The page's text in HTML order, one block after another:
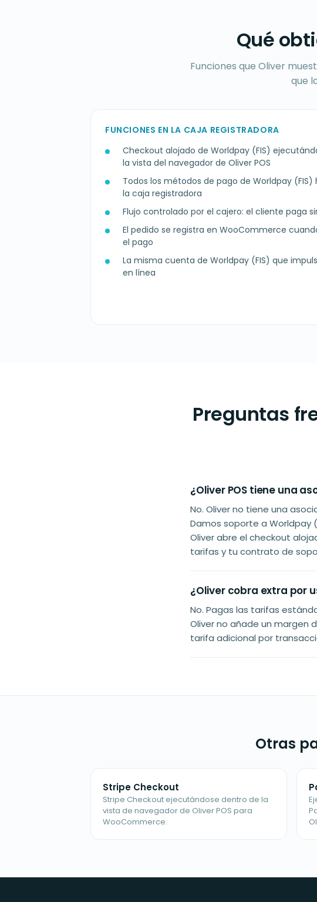
Qué
Funciones que Oliver
que
FUNCIONES EN LA CAJA REGISTRADORA
Checkout alojado de Worldpay (FIS)
la vista del navegador de Oliver POS
Todos los métodos de pago de Worldpay (FIS)
la caja registradora
Flujo controlado por el cajero: el cliente paga
El pedido se registra en WooCommerce
el pago
La misma cuenta de Worldpay (FIS) que
en línea
Preguntas
¿Oliver POS tiene una
No. Oliver no tiene una
Damos soporte a Worldpay
Oliver abre el checkout
tarifas y tu contrato de
¿Oliver cobra extra por
No. Pagas las tarifas
Oliver no añade un margen
tarifa adicional por
Otras
Stripe Checkout
Stripe Checkout ejecutándose dentro de la
vista de navegador de Oliver POS para
WooCommerce.